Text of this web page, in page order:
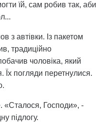
їй, сам робив так, аби
з автівки. Із пакетом
традиційно
чоловіка, який
погляди перетнулися.
«Сталося, Господи», -
підлогу.